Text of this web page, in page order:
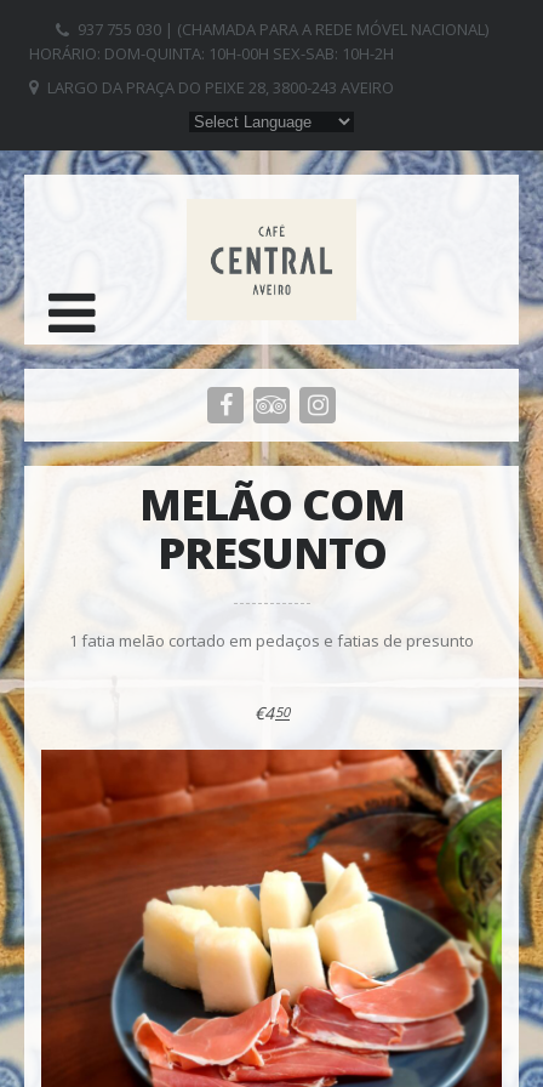
937 755 030 | (CHAMADA PARA A REDE MÓVEL NACIONAL)
HORÁRIO: DOM-QUINTA: 10H-00H SEX-SAB: 10H-2H
LARGO DA PRAÇA DO PEIXE 28, 3800-243 AVEIRO
MELÃO COM
PRESUNTO
1 fatia melão cortado em pedaços e fatias de presunto
€450